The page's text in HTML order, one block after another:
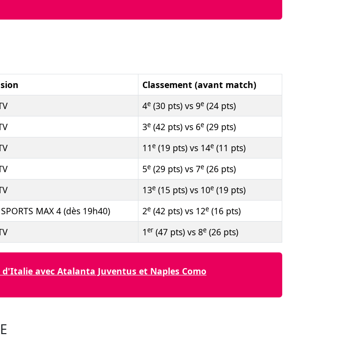
Classement (avant match)
4e (30 pts) vs 9e (24 pts)
3e (42 pts) vs 6e (29 pts)
11e (19 pts) vs 14e (11 pts)
5e (29 pts) vs 7e (26 pts)
13e (15 pts) vs 10e (19 pts)
MAX 4 (dès 19h40) 2e (42 pts) vs 12e (16 pts)
1er(47 pts) vs 8e (26 pts)
avec Atalanta Juventus et Naples Como